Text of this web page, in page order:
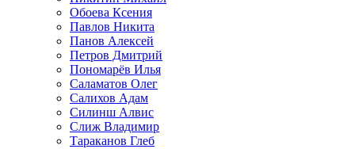
Обоева Ксения
Павлов Никита
Панов Алексей
Петров Дмитрий
Пономарёв Илья
Саламатов Олег
Салихов Адам
Силинш Алвис
Слиж Владимир
Тараканов Глеб